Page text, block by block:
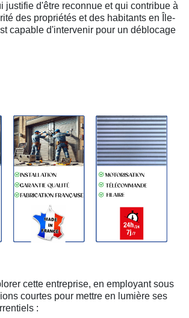
justifie d'être reconnue et qui contribue à
des propriétés et des habitants en Île-
capable d'intervenir pour un déblocage
cette entreprise, en employant sous
courtes pour mettre en lumière ses
: